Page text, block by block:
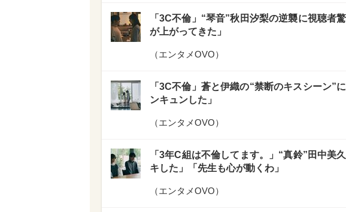
「3C不倫」“琴音”秋田汐梨の逆襲に視聴者
が上がってきた」
（エンタメOVO）
「3C不倫」蒼と伊織の“禁断のキスシーン”
ンキュンした」
（エンタメOVO）
「3年C組は不倫してます。」“真鈴”田中美
キした」「先生も心が動くわ」
（エンタメOVO）